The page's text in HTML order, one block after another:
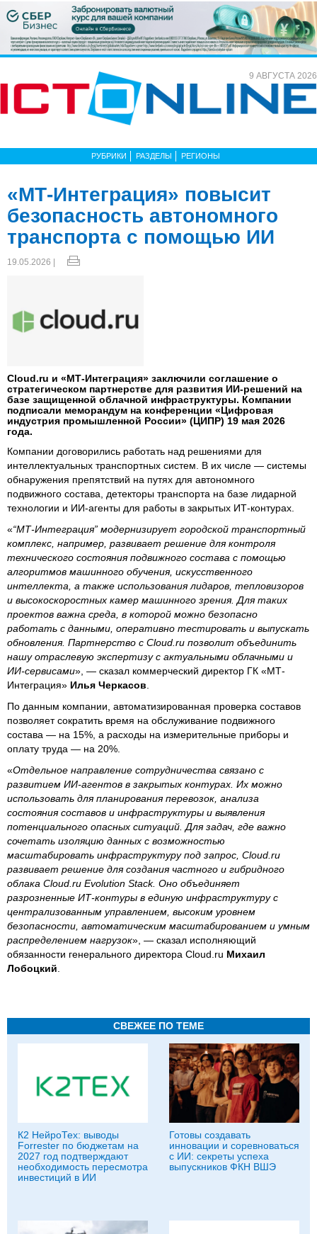
9 АВГУСТА 2026
РУБРИКИ РАЗДЕЛЫ РЕГИОНЫ
«МТ-Интеграция» повысит
безопасность автономного
транспорта с помощью ИИ
19.05.2026 |
Cloud.ru и «МТ-Интеграция» заключили соглашение о
стратегическом партнерстве для развития ИИ-решений на
базе защищенной облачной инфраструктуры. Компании
подписали меморандум на конференции «Цифровая
индустрия промышленной России» (ЦИПР) 19 мая 2026
года.
Компании договорились работать над решениями для
интеллектуальных транспортных систем. В их числе — системы
обнаружения препятствий на путях для автономного
подвижного состава, детекторы транспорта на базе лидарной
технологии и ИИ-агенты для работы в закрытых ИТ-контурах.
«“МТ-Интеграция” модернизирует городской транспортный
комплекс, например, развивает решение для контроля
технического состояния подвижного состава с помощью
алгоритмов машинного обучения, искусственного
интеллекта, а также использования лидаров, тепловизоров
и высокоскоростных камер машинного зрения. Для таких
проектов важна среда, в которой можно безопасно
работать с данными, оперативно тестировать и выпускать
обновления. Партнерство с Cloud.ru позволит объединить
нашу отраслевую экспертизу с актуальными облачными и
ИИ-сервисами», — сказал коммерческий директор ГК «МТ-
Интеграция» Илья Черкасов
По данным компании, автоматизированная проверка составов
позволяет сократить время на обслуживание подвижного
состава — на 15%, а расходы на измерительные приборы и
оплату труда — на 20%.
«Отдельное направление сотрудничества связано с
развитием ИИ-агентов в закрытых контурах. Их можно
использовать для планирования перевозок, анализа
состояния составов и инфраструктуры и выявления
потенциального опасных ситуаций. Для задач, где важно
сочетать изоляцию данных с возможностью
масштабировать инфраструктуру под запрос, Cloud.ru
развивает решение для создания частного и гибридного
облака Cloud.ru Evolution Stack. Оно объединяет
разрозненные ИТ-контуры в единую инфраструктуру с
централизованным управлением, высоким уровнем
безопасности, автоматическим масштабированием и умным
распределением нагрузок», — сказал исполняющий
обязанности генерального директора Cloud.ru Михаил
Лобоцкий
СВЕЖЕЕ ПО ТЕМЕ
К2 НейроТех: выводы
Forrester по бюджетам на
2027 год подтверждают
необходимость пересмотра
инвестиций в ИИ
Готовы создавать
инновации и соревноваться
с ИИ: секреты успеха
выпускников ФКН ВШЭ